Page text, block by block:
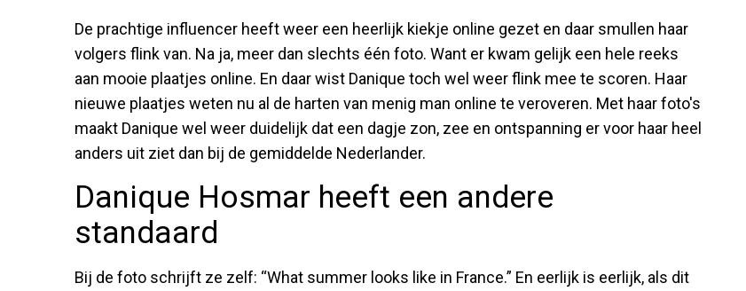
De prachtige influencer heeft weer een heerlijk kiekje online gezet en daar smullen haar
volgers flink van. Na ja, meer dan slechts één foto. Want er kwam gelijk een hele reeks
aan mooie plaatjes online. En daar wist Danique toch wel weer flink mee te scoren. Haar
nieuwe plaatjes weten nu al de harten van menig man online te veroveren. Met haar foto's
maakt Danique wel weer duidelijk dat een dagje zon, zee en ontspanning er voor haar heel
anders uit ziet dan bij de gemiddelde Nederlander.
Danique Hosmar heeft een andere
standaard
Bij de foto schrijft ze zelf: “What summer looks like in France.” En eerlijk is eerlijk, als dit